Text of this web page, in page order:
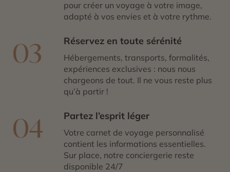
pour créer un voyage à votre image,
adapté à vos envies et à votre rythme.
03 Réservez en toute sérénité
Hébergements, transports, formalités,
expériences exclusives : nous nous
chargeons de tout. Il ne vous reste plus
qu’à partir !
04 Partez l’esprit léger
Votre carnet de voyage personnalisé
contient les informations essentielles.
Sur place, notre conciergerie reste
disponible 24/7